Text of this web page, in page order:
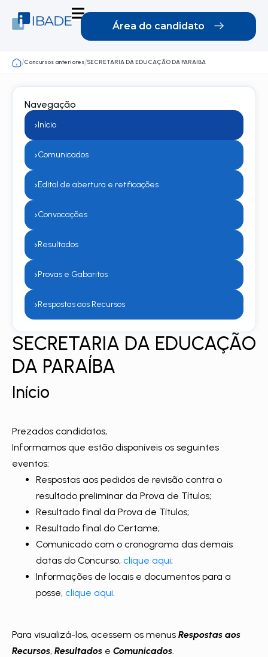
Área do candidato
/Concursos anteriores/SECRETARIA DA EDUCAÇÃO DA PARAÍBA
SECRETARIA DA EDUCAÇÃO
DA PARAÍBA
Início
Prezados candidatos,
Informamos que estão disponíveis os seguintes
eventos:
Respostas aos pedidos de revisão contra o
resultado preliminar da Prova de Títulos;
Resultado final da Prova de Títulos;
Resultado final do Certame;
Comunicado com o cronograma das demais
datas do Concurso, clique aqui;
Informações de locais e documentos para a
posse, clique aqui.
Para visualizá-los, acessem os menus Respostas aos
Recursos, Resultados e Comunicados.
Navegação
›Início
›Comunicados
›Edital de abertura e retificações
›Convocações
›Resultados
›Provas e Gabaritos
›Respostas aos Recursos